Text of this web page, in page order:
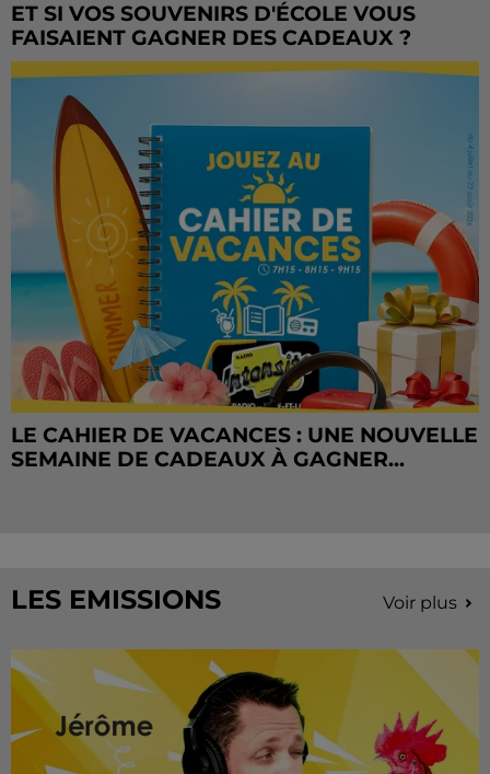
ET SI VOS SOUVENIRS D'ÉCOLE VOUS
FAISAIENT GAGNER DES CADEAUX ?
LE CAHIER DE VACANCES : UNE NOUVELLE
SEMAINE DE CADEAUX À GAGNER...
LES EMISSIONS Voir plus